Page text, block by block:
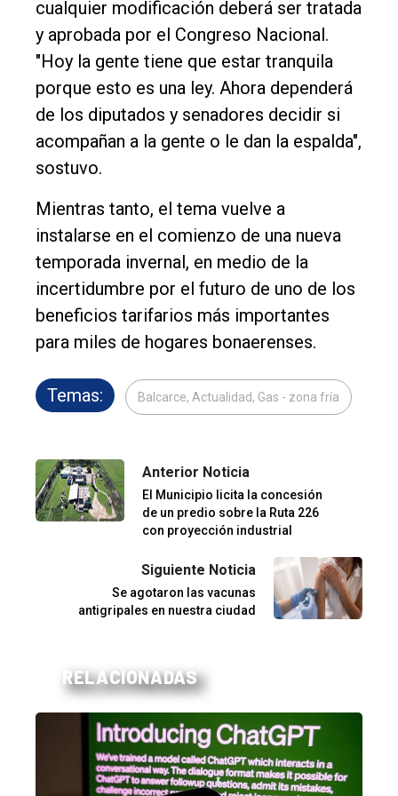
cualquier modificación deberá ser tratada
y aprobada por el Congreso Nacional.
"Hoy la gente tiene que estar tranquila
porque esto es una ley. Ahora dependerá
de los diputados y senadores decidir si
acompañan a la gente o le dan la espalda",
sostuvo.
Mientras tanto, el tema vuelve a
instalarse en el comienzo de una nueva
temporada invernal, en medio de la
incertidumbre por el futuro de uno de los
beneficios tarifarios más importantes
para miles de hogares bonaerenses.
Temas: Balcarce, Actualidad, Gas - zona fría
Anterior Noticia
El Municipio licita la concesión
de un predio sobre la Ruta 226
con proyección industrial
Siguiente Noticia
Se agotaron las vacunas
antigripales en nuestra ciudad
RELACIONADAS